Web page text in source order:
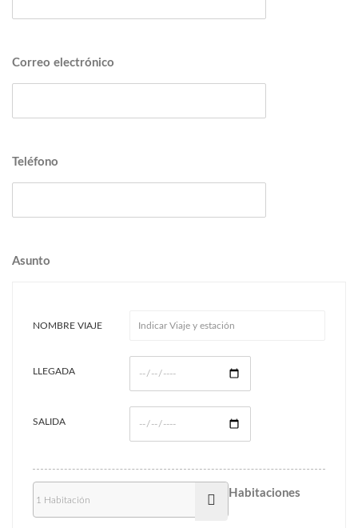
Correo electrónico
Teléfono
Asunto
NOMBRE VIAJE
LLEGADA
SALIDA
Habitaciones